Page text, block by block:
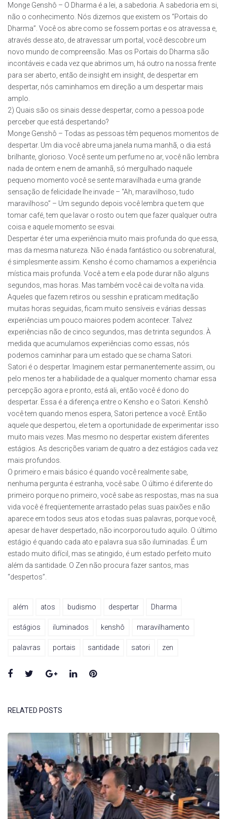
Monge Genshô – O Dharma é a lei, a sabedoria. A sabedoria em si,
não o conhecimento. Nós dizemos que existem os “Portais do
Dharma”. Você os abre como se fossem portas e os atravessa e,
através desse ato, de atravessar um portal, você descobre um
novo mundo de compreensão. Mas os Portais do Dharma são
incontáveis e cada vez que abrimos um, há outro na nossa frente
para ser aberto, então de insight em insight, de despertar em
despertar, nós caminhamos em direção a um despertar mais
amplo.
2) Quais são os sinais desse despertar, como a pessoa pode
perceber que está despertando?
Monge Genshô – Todas as pessoas têm pequenos momentos de
despertar. Um dia você abre uma janela numa manhã, o dia está
brilhante, glorioso. Você sente um perfume no ar, você não lembra
nada de ontem e nem de amanhã, só mergulhado naquele
pequeno momento você se sente maravilhada e uma grande
sensação de felicidade lhe invade – “Ah, maravilhoso, tudo
maravilhoso” – Um segundo depois você lembra que tem que
tomar café, tem que lavar o rosto ou tem que fazer qualquer outra
coisa e aquele momento se esvai.
Despertar é ter uma experiência muito mais profunda do que essa,
mas da mesma natureza. Não é nada fantástico ou sobrenatural,
é simplesmente assim. Kensho é como chamamos a experiência
mística mais profunda. Você a tem e ela pode durar não alguns
segundos, mas horas. Mas também você cai de volta na vida.
Aqueles que fazem retiros ou sesshin e praticam meditação
muitas horas seguidas, ficam muito sensíveis e várias dessas
experiências um pouco maiores podem acontecer. Talvez
experiências não de cinco segundos, mas de trinta segundos. À
medida que acumulamos experiências como essas, nós
podemos caminhar para um estado que se chama Satori.
Satori é o despertar. Imaginem estar permanentemente assim, ou
pelo menos ter a habilidade de a qualquer momento chamar essa
percepção agora e pronto, está ali, então você é dono do
despertar. Essa é a diferença entre o Kensho e o Satori. Kenshô
você tem quando menos espera, Satori pertence a você. Então
aquele que despertou, ele tem a oportunidade de experimentar isso
muito mais vezes. Mas mesmo no despertar existem diferentes
estágios. As descrições variam de quatro a dez estágios cada vez
mais profundos.
O primeiro e mais básico é quando você realmente sabe,
nenhuma pergunta é estranha, você sabe. O último é diferente do
primeiro porque no primeiro, você sabe as respostas, mas na sua
vida você é freqüentemente arrastado pelas suas paixões e não
aparece em todos seus atos e todas suas palavras, porque você,
apesar de haver despertado, não incorporou tudo aquilo. O último
estágio é quando cada ato e palavra sua são iluminadas. É um
estado muito difícil, mas se atingido, é um estado perfeito muito
além da santidade. O Zen não procura fazer santos, mas
“despertos”.
além atos budismo despertar Dharma
estágios iluminados kenshô maravilhamento
palavras portais santidade satori zen
Facebook
TwitterGoogle+LinkedInPinterest
RELATED POSTS